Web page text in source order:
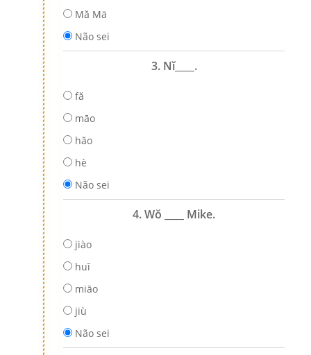
Mă Mä
Não sei
3. Nĭ____.
fă
māo
hăo
hè
Não sei
4. Wŏ ____ Mike.
jiào
huī
miāo
jiù
Não sei